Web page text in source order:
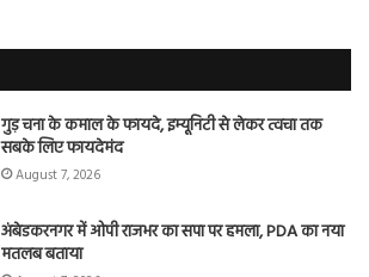
गुड़ चना के कमाल के फायदे, इम्यूनिटी से लेकर त्वचा तक
सबके लिए फायदेमंद
August 7, 2026
अंबेडकरनगर में ओपी राजभर का सपा पर हमला, PDA का नया
मतलब बताया